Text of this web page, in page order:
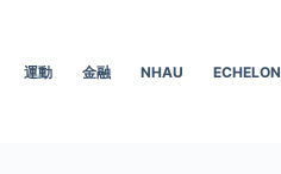
運動 金融 NHAU ECHELON